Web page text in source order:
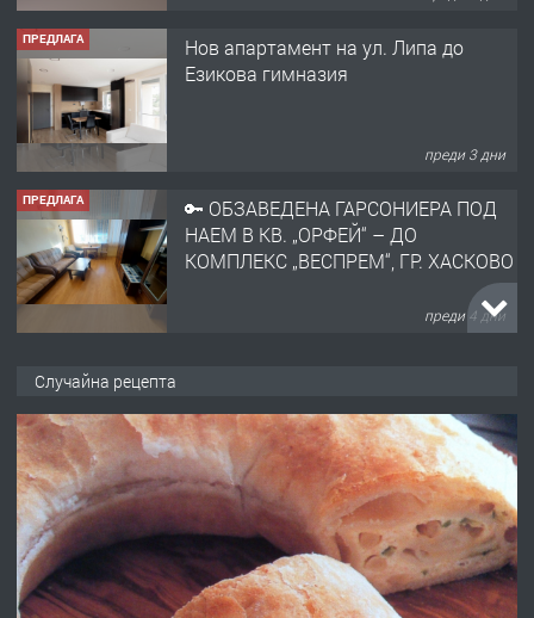
ПРЕДЛАГА
Нов апартамент на ул. Липа до
Езикова гимназия
преди 3 дни
ПРЕДЛАГА
🔑 ОБЗАВЕДЕНА ГАРСОНИЕРА ПОД
НАЕМ В КВ. „ОРФЕЙ“ – ДО
КОМПЛЕКС „ВЕСПРЕМ“, ГР. ХАСКОВО
преди 4 дни
АПАРТАМЕНТ В ЦЕНТЪРА НА ГР.
ХАСКОВО
преди 5 дни
ПРЕДЛАГА Давам гараж под наем
Случайна рецепта